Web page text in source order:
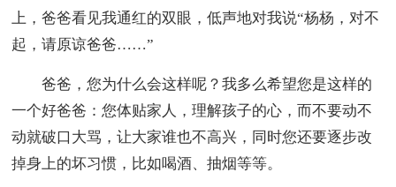
上，爸爸看见我通红的双眼，低声地对我说“杨杨，对不
起，请原谅爸爸……”
爸爸，您为什么会这样呢？我多么希望您是这样的
一个好爸爸：您体贴家人，理解孩子的心，而不要动不
动就破口大骂，让大家谁也不高兴，同时您还要逐步改
掉身上的坏习惯，比如喝酒、抽烟等等。